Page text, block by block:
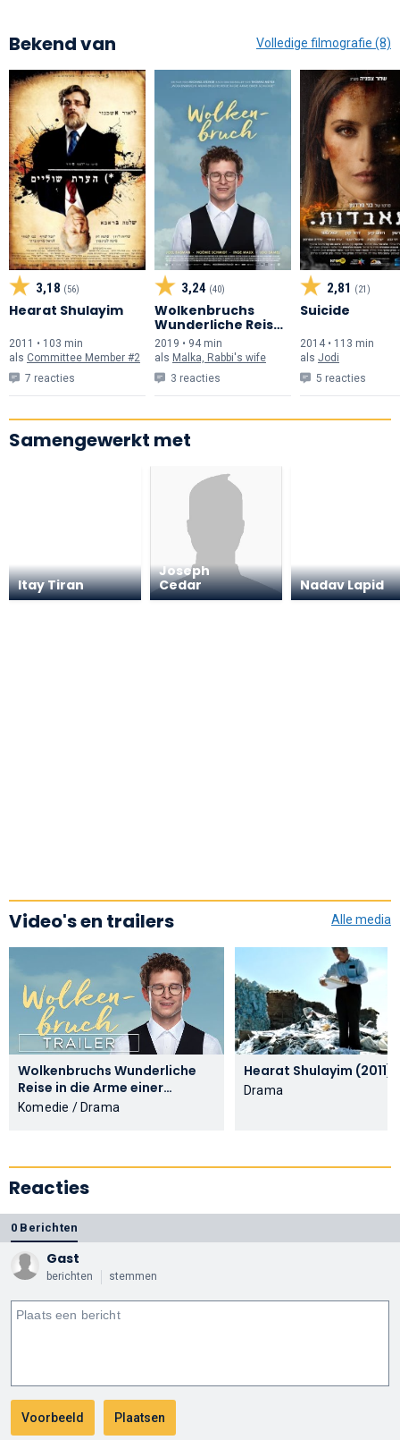
Bekend van Volledige filmografie (8)
3,18 (56)
Hearat Shulayim
2011 • 103 min
als Committee Member #2
7 reacties
3,24 (40)
Wolkenbruchs
Wunderliche Reise
in die Arme einer
Schickse
2019 • 94 min
als Malka, Rabbi's wife
3 reacties
2,81 (21)
Suicide
2014 • 113 min
als Jodi
5 reacties
Samengewerkt met
Itay Tiran
Joseph
Cedar
Nadav Lapid
Video's en trailers Alle media
Wolkenbruchs Wunderliche
Reise in die Arme einer
Schickse (2019)
Komedie / Drama
Hearat Shulayim (2011)
Drama
Reacties
0 Berichten
Gast
berichten stemmen